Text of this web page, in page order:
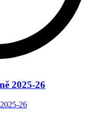
2025-26
26